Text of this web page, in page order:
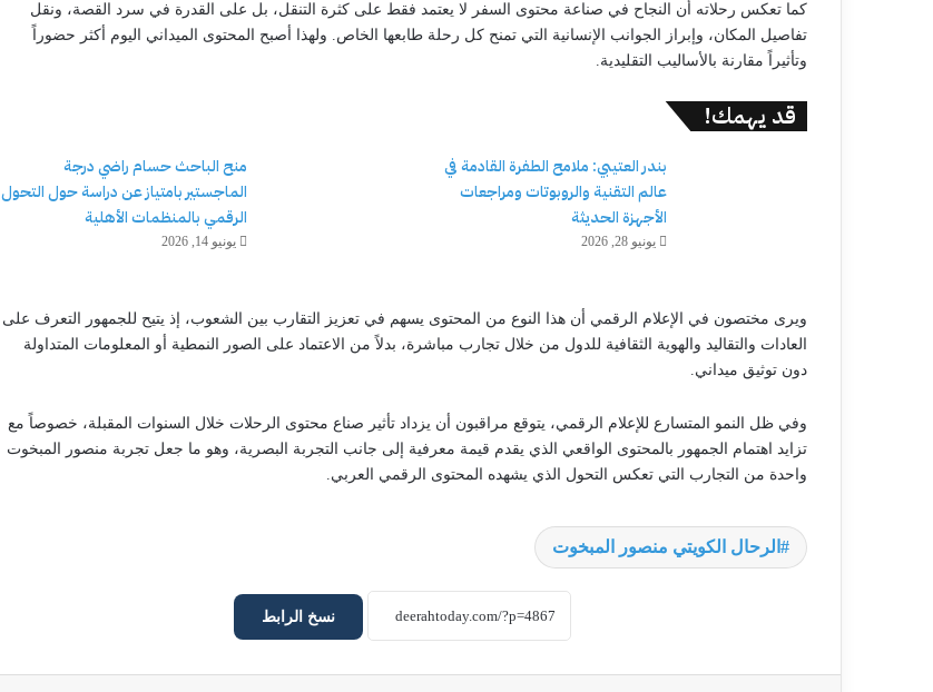
كما تعكس رحلاته أن النجاح في صناعة محتوى السفر لا يعتمد فقط على كثرة التنقل، بل على القدرة في سرد القصة، ونقل
تفاصيل المكان، وإبراز الجوانب الإنسانية التي تمنح كل رحلة طابعها الخاص. ولهذا أصبح المحتوى الميداني اليوم أكثر حضوراً
وتأثيراً مقارنة بالأساليب التقليدية.
قد يهمك!
بندر العتيبي: ملامح الطفرة القادمة في
عالم التقنية والروبوتات ومراجعات
الأجهزة الحديثة
يونيو 28, 2026
منح الباحث حسام راضي درجة
الماجستير بامتياز عن دراسة حول التحول
الرقمي بالمنظمات الأهلية
يونيو 14, 2026
ويرى مختصون في الإعلام الرقمي أن هذا النوع من المحتوى يسهم في تعزيز التقارب بين الشعوب، إذ يتيح للجمهور التعرف على
العادات والتقاليد والهوية الثقافية للدول من خلال تجارب مباشرة، بدلاً من الاعتماد على الصور النمطية أو المعلومات المتداولة
دون توثيق ميداني.
وفي ظل النمو المتسارع للإعلام الرقمي، يتوقع مراقبون أن يزداد تأثير صناع محتوى الرحلات خلال السنوات المقبلة، خصوصاً مع
تزايد اهتمام الجمهور بالمحتوى الواقعي الذي يقدم قيمة معرفية إلى جانب التجربة البصرية، وهو ما جعل تجربة منصور المبخوت
واحدة من التجارب التي تعكس التحول الذي يشهده المحتوى الرقمي العربي.
الرحال الكويتي منصور المبخوت
نسخ الرابط